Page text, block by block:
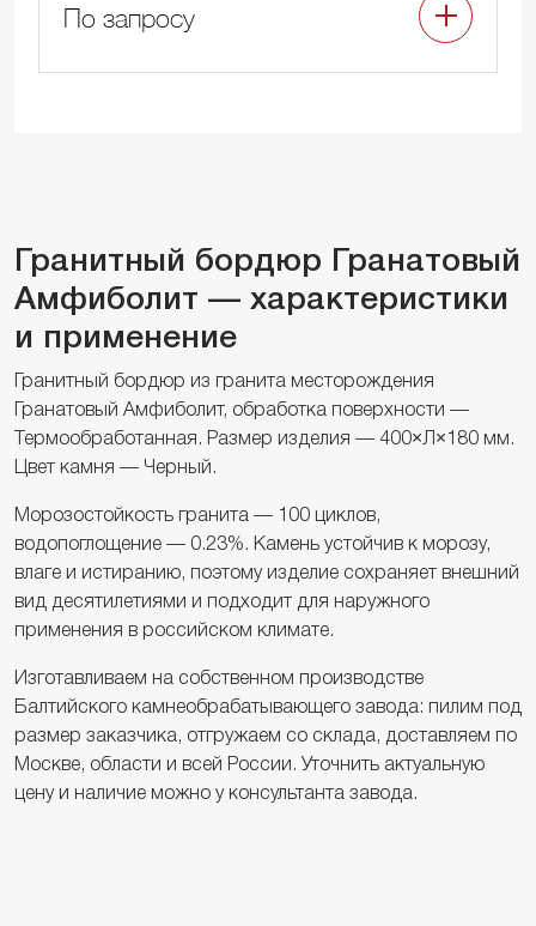
По запросу
Гранитный бордюр Гранатовый
Амфиболит — характеристики
и применение
Гранитный бордюр из гранита месторождения
Гранатовый Амфиболит, обработка поверхности —
Термообработанная. Размер изделия — 400×Л×180 мм.
Цвет камня — Черный.
Морозостойкость гранита — 100 циклов,
водопоглощение — 0.23%. Камень устойчив к морозу,
влаге и истиранию, поэтому изделие сохраняет внешний
вид десятилетиями и подходит для наружного
применения в российском климате.
Изготавливаем на собственном производстве
Балтийского камнеобрабатывающего завода: пилим под
размер заказчика, отгружаем со склада, доставляем по
Москве, области и всей России. Уточнить актуальную
цену и наличие можно у консультанта завода.